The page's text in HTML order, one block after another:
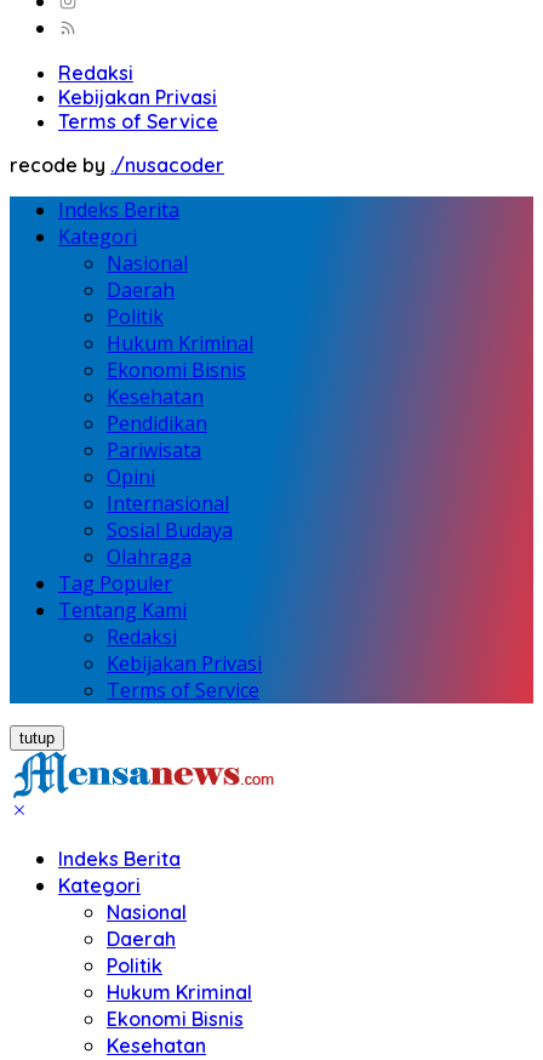
Redaksi
Kebijakan Privasi
Terms of Service
recode by ./nusacoder
Indeks Berita
Kategori
Nasional
Daerah
Politik
Hukum Kriminal
Ekonomi Bisnis
Kesehatan
Pendidikan
Pariwisata
Opini
Internasional
Sosial Budaya
Olahraga
Tag Populer
Tentang Kami
Redaksi
Kebijakan Privasi
Terms of Service
tutup
Indeks Berita
Kategori
Nasional
Daerah
Politik
Hukum Kriminal
Ekonomi Bisnis
Kesehatan